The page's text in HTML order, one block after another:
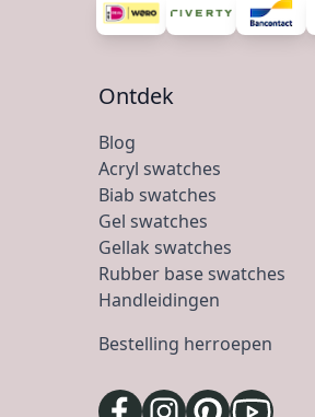
Ontdek
Blog
Acryl swatches
Biab swatches
Gel swatches
Gellak swatches
Rubber base swatches
Handleidingen
Bestelling herroepen